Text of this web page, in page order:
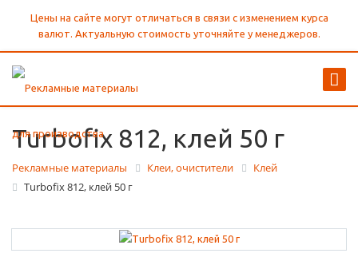
Цены на сайте могут отличаться в связи с изменением курса
валют. Актуальную стоимость уточняйте у менеджеров.
Turbofix 812, клей 50 г
Рекламные материалы Клеи, очистители
Клей
Turbofix 812, клей 50 г